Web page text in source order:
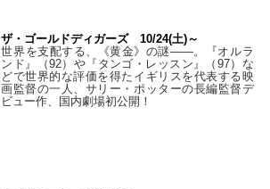
ザ・ゴールドディガーズ 10/24(土)～
世界を支配する、《黄金》の謎――。『オルラ
ンド』（92）や『タンゴ・レッスン』（97）な
どで世界的な評価を得たイギリスを代表する映
画監督の一人、サリー・ポッターの長編監督デ
ビュー作、国内劇場初公開！